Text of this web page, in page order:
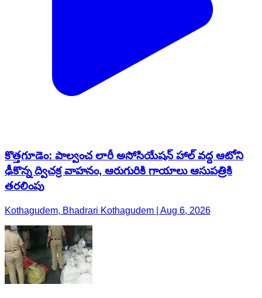
కొత్తగూడెం: పాల్వంచ లారీ అసోసియేషన్ హాల్ వద్ద ఆటోని
ఢీకొన్న ద్విచక్ర వాహనం, ఆరుగురికి గాయాలు ఆసుపత్రికి
తరలింపు
Kothagudem, Bhadrari Kothagudem | Aug 6, 2026